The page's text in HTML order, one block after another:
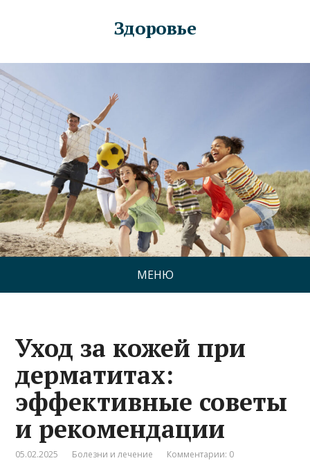
Здоровье
МЕНЮ
Уход за кожей при
дерматитах:
эффективные советы
и рекомендации
05.02.2025 Болезни и лечение Комментарии: 0